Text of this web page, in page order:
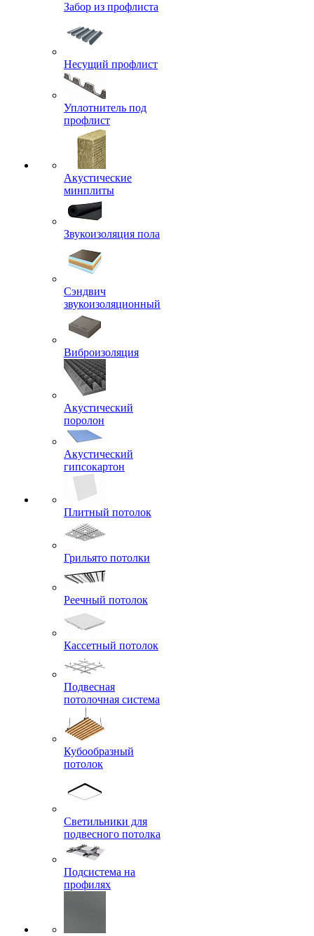
Забор из профлиста
Несущий профлист
Уплотнитель под
профлист
Акустические
минплиты
Звукоизоляция пола
Сэндвич
звукоизоляционный
Виброизоляция
Акустический
поролон
Акустический
гипсокартон
Плитный потолок
Грильято потолки
Реечный потолок
Кассетный потолок
Подвесная
потолочная система
Кубообразный
потолок
Светильники для
подвесного потолка
Подсистема на
профилях